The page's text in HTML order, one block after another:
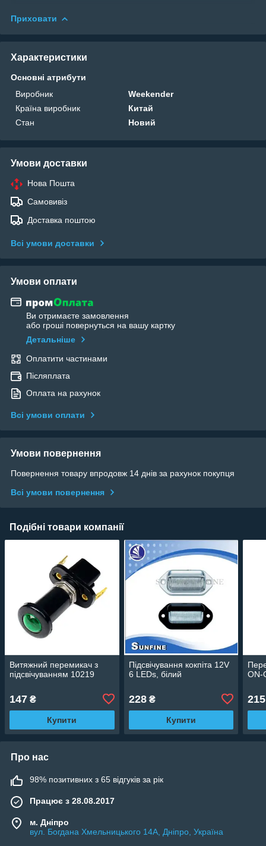
Приховати
Характеристики
Основні атрибути
Виробник
Weekender
Країна виробник
Китай
Стан
Новий
Умови доставки
Нова Пошта
Самовивіз
Доставка поштою
Всі умови доставки
Умови оплати
Ви отримаєте замовлення
або гроші повернуться на вашу картку
Детальніше
Оплатити частинами
Післяплата
Оплата на рахунок
Всі умови оплати
Умови повернення
Повернення товару впродовж 14 днів за рахунок покупця
Всі умови повернення
Подібні товари компанії
Витяжний перемикач з
підсвічуванням 10219
147 ₴
Купити
Підсвічування кокпіта 12V
6 LEDs, білий
228₴
Купити
ON-
215
Про нас
98% позитивних з 65 відгуків за рік
Працює з 28.08.2017
м. Дніпро
вул. Богдана Хмельницького 14А, Дніпро, Україна